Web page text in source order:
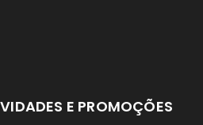
E PROMOÇÕES